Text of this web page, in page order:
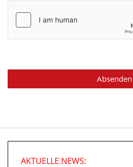
Absenden
AKTUELLE NEWS: